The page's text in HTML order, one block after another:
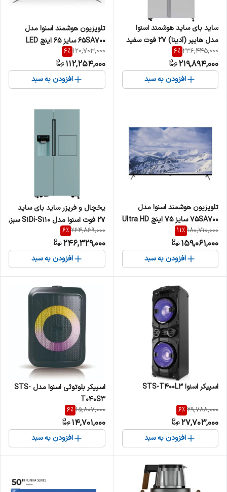
ساید بای ساید هوشمند اسنوا
مدل هایپر (آدینا) 27 فوت سفید
S2Di-S110-W و S2Di-S110-S
236,445,000
6%
219,894,000
افزودن به سبد
تلویزیون هوشمند اسنوا مدل
65SA700 سایز 65 اینچ LED
120,703,000
6%
112,254,000
افزودن به سبد
تلویزیون هوشمند اسنوا مدل
75SA700 سایز 7۵ اینچ Ultra HD
4K LED
180,710,000
11%
159,061,000
افزودن به سبد
یخچال و فریزر ساید بای ساید
27 فوت اسنوا مدل S1Di-S110 سبز,
صورتی, آبی ,نارنجی, بژ
264,869,000
6%
246,329,000
افزودن به سبد
اسپیکر اسنوا STS-T400L3
29,788,000
6%
27,703,000
افزودن به سبد
اسپیکر بلوتوثی اسنوا مدل STS-
T040S3
15,807,000
6%
14,701,000
افزودن به سبد